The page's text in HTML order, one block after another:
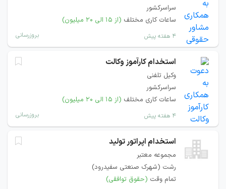
سراسرکشور
ساعات کاری مختلف (از ۱۵ الی ۲۰ میلیون)
۴ هفته پیش بروزرسانی
استخدام کارآموز وکالت
وکیل تلفنی
سراسرکشور
ساعات کاری مختلف (از ۱۵ الی ۲۰ میلیون)
۴ هفته پیش بروزرسانی
استخدام اپراتور تولید
مجموعه معتبر
رشت (شهرک صنعتی سفیدرود)
تمام وقت (حقوق توافقی)